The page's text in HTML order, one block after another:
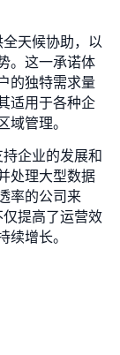
天候协助，以
。这一承诺体
的独特需求量
适用于各种企
域管理。
企业的发展和
处理大型数据
率的公司来
提高了运营效
续增长。